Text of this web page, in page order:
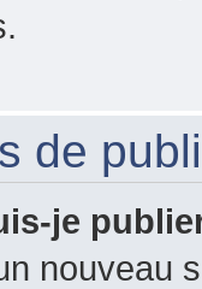
de
je
nouveau